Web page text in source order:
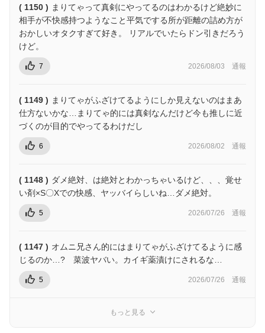
( 1150 ) まりてゃって真剣にやってるのはわかるけど絶妙に
相手が不快感持つようなこと平気でする所が距離の詰め方が
おかしいオタクすぎて好き。 リアルでいたらドン引きだろう
けど。
7 2026/08/03 通報
( 1149 ) まりてゃがふざけてるようにしか見えないのはまあ
仕方ないかな…まりてゃ的には真剣なんだけど今も推しに近
づくのが目的でやってるわけだし
6 2026/08/02 通報
( 1148 ) ダメ絶対、は絶対とわかっちゃいるけど、、、覚せ
い剤×S〇Xでの快感、ヤッバイらしいね…ダメ絶対。
5 2026/07/26 通報
( 1147 ) オムニ兄さん的にはまりてゃがふざけてるように感
じるのか…? 菜波ヤバい。カイギ薬漬けにされるな…
5 2026/07/26 通報
もっと見る